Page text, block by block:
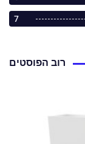
7
רוב הפוסטים